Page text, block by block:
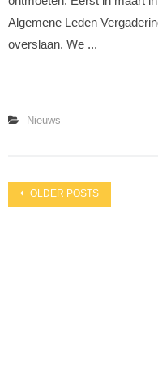
Algemene Leden
overslaan. We ...
Nieuws
Posts
OLDER POSTS